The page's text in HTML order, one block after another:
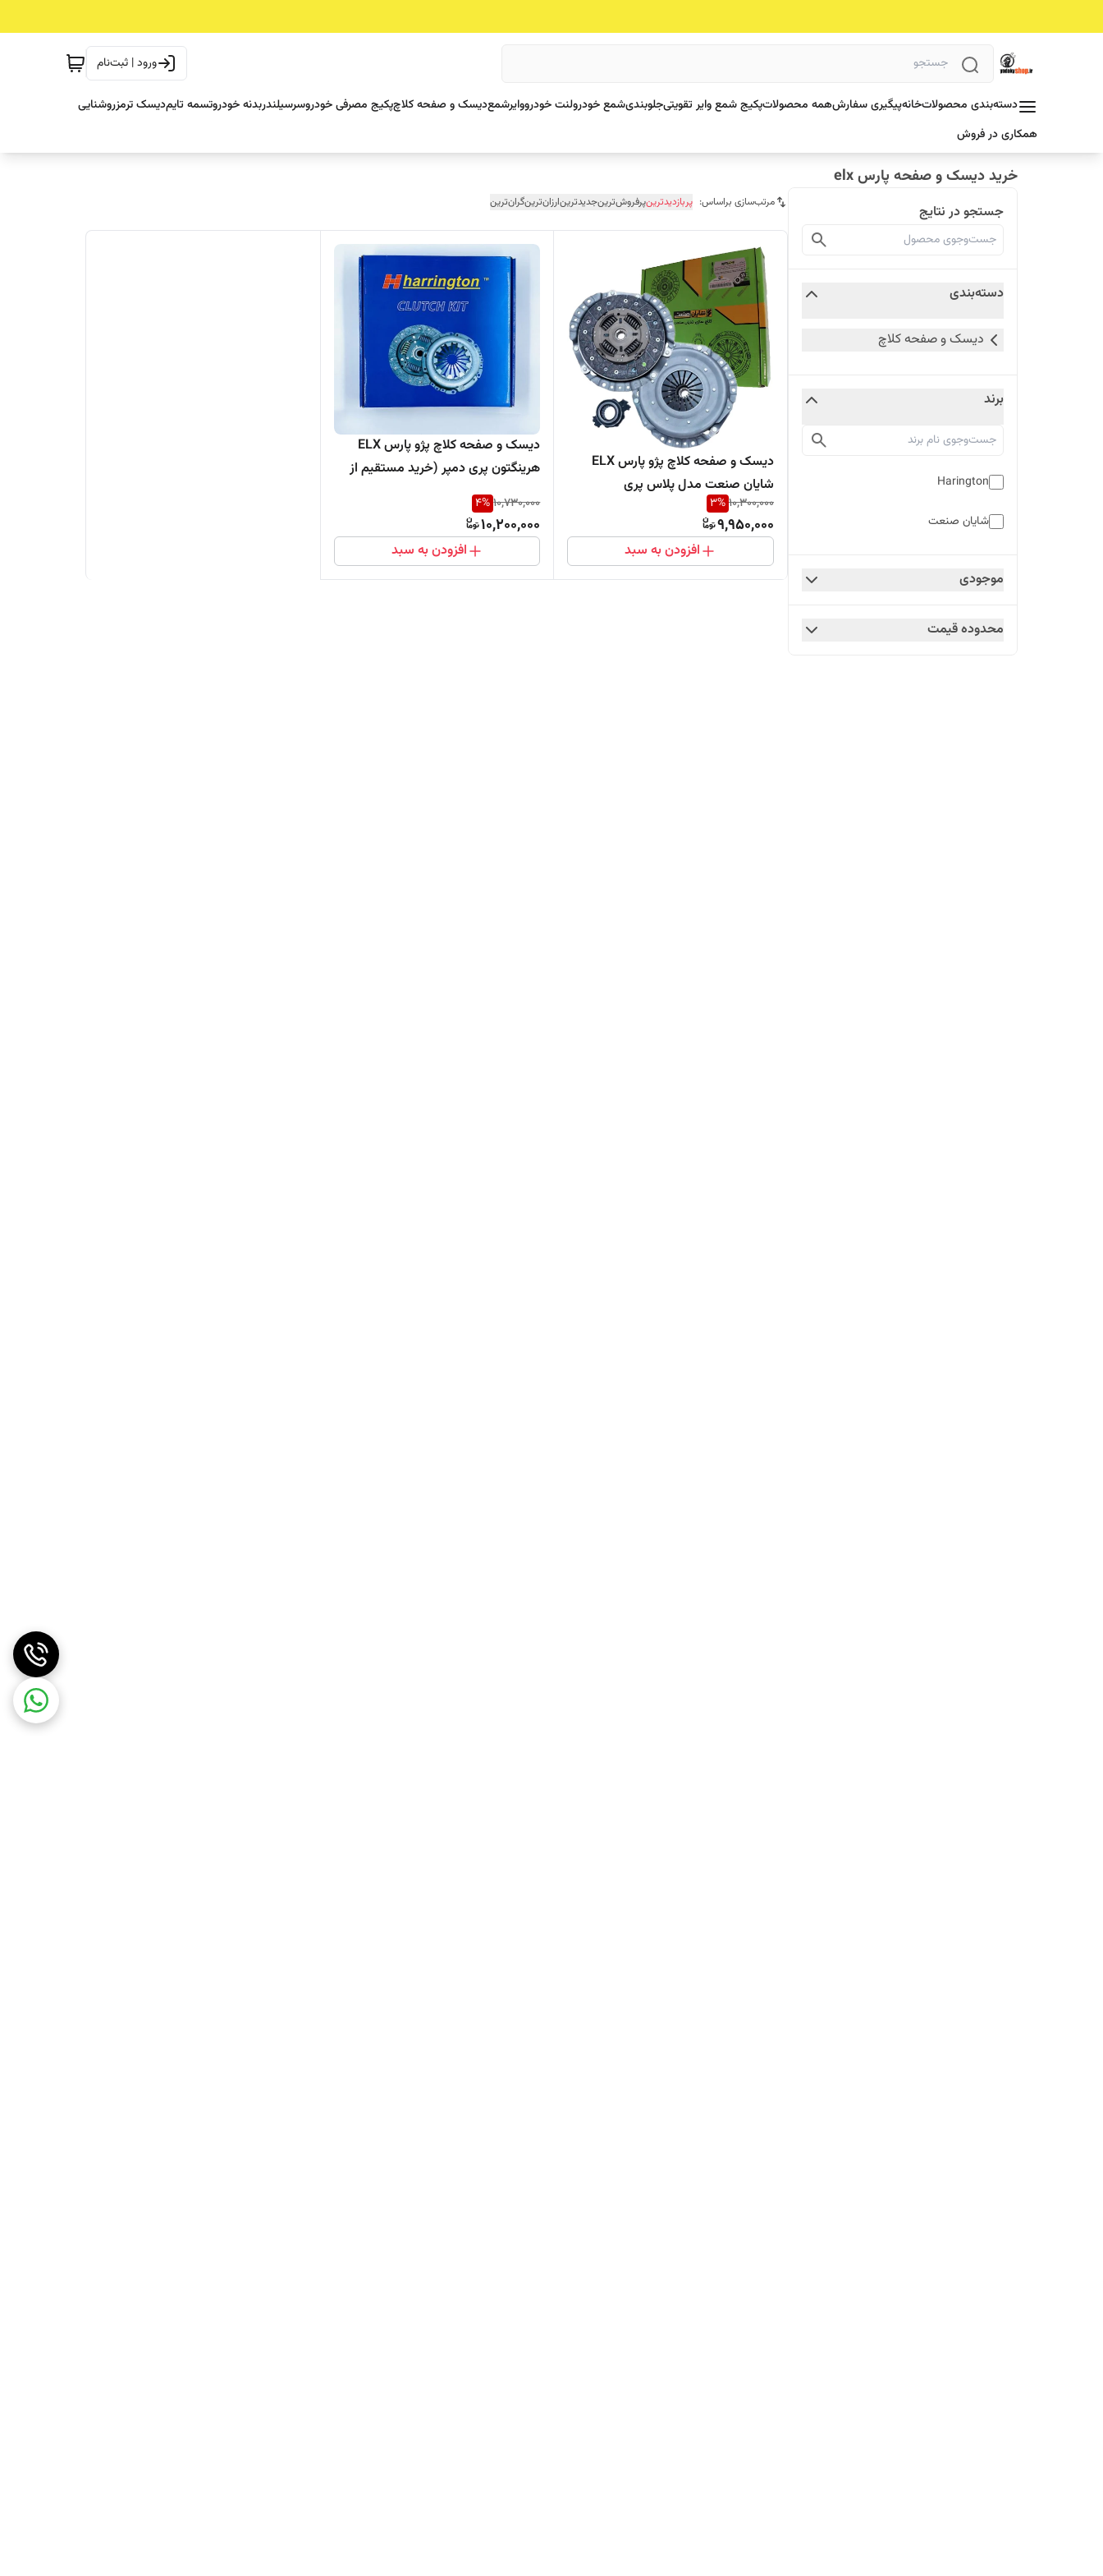
ورود | ثبت‌نام
دسته‌بندی محصولاتخانهپیگیری سفارشهمه محصولاتپکیج شمع وایر تقویتیجلوبندیشمع خودرولنت خودرووایرشمعدیسک و صفحه کلاچپکیج مصرفی خودروسرسیلندربدنه خودروتسمه تایمدیسک ترمزروشنایی
همکاری در فروش
خرید دیسک و صفحه پارس elx
جستجو در نتایج
دسته‌بندی
دیسک و صفحه کلاچ
برند
Harington
شایان صنعت
موجودی
محدوده قیمت
مرتب‌سازی براساس: پربازدیدترینپرفروش‌ترینجدیدترینارزان‌ترینگران‌ترین
دیسک و صفحه کلاچ پژو پارس ELX
شایان صنعت مدل پلاس پری
دمپر(خرید مستقیم از پخش کننده )
10,300,000
3%
9,950,000
افزودن به سبد
دیسک و صفحه کلاچ پژو پارس ELX
هرینگتون پری دمپر (خرید مستقیم از
واردکننده)
10,730,000
4%
10,200,000
افزودن به سبد